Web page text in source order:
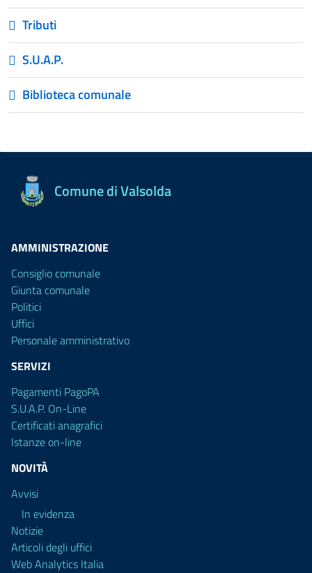
Tributi
S.U.A.P.
Biblioteca comunale
Comune di Valsolda
AMMINISTRAZIONE
Consiglio comunale
Giunta comunale
Politici
Uffici
Personale amministrativo
SERVIZI
Pagamenti PagoPA
S.U.A.P. On-Line
Certificati anagrafici
Istanze on-line
NOVITÀ
Avvisi
In evidenza
Notizie
Articoli degli uffici
Web Analytics Italia